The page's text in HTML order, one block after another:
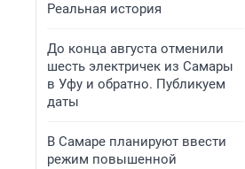
Реальная история
До конца августа отменили
шесть электричек из Самары
в Уфу и обратно. Публикуем
даты
В Самаре планируют ввести
режим повышенной